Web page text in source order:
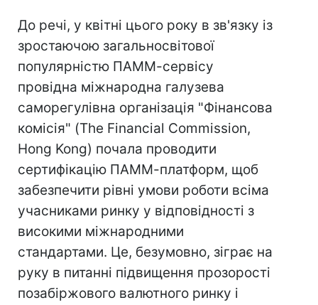
До речі, у квітні цього року в зв'язку із
зростаючою загальносвітової
популярністю ПАММ-сервісу
провідна міжнародна галузева
саморегулівна організація "Фінансова
комісія" (The Financial Commission,
Hong Kong) почала проводити
сертифікацію ПАММ-платформ, щоб
забезпечити рівні умови роботи всіма
учасниками ринку у відповідності з
високими міжнародними
стандартами. Це, безумовно, зіграє на
руку в питанні підвищення прозорості
позабіржового валютного ринку і